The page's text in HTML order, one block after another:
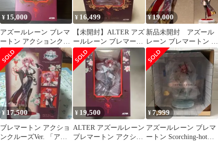
¥ 15,000
アズールレーン ブレマ
ートン アクションクル
ーズVer. 1/7スケール完
成品
¥ 16,499
【未開封】ALTER アズ
ールレーン ブレマート
ン アクションクルーズ
Ver.
¥19,000
新品未開封 アズール
レーン ブレマートン ア
クションクルーズVer.
フィギュア
¥17,500
ブレマートン アクショ
ンクルーズVer. 「アズ
¥ 19,500
ALTER アズールレーン
ブレマートン アクショ
¥7,999
アズールレーン ブレマ
ートン Scorching-hot